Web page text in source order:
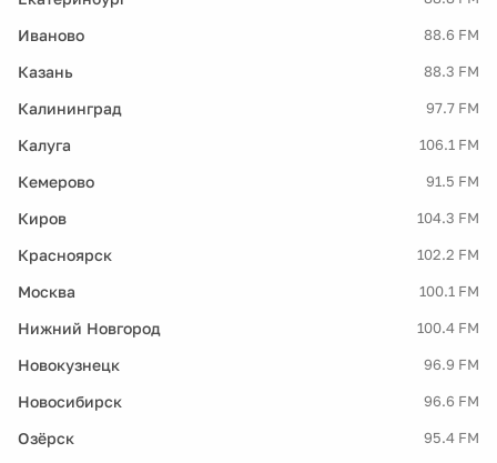
Иваново 88.6 FM
Казань 88.3 FM
Калининград 97.7 FM
Калуга 106.1 FM
Кемерово 91.5 FM
Киров 104.3 FM
Красноярск 102.2 FM
Москва 100.1 FM
Нижний Новгород 100.4 FM
Новокузнецк 96.9 FM
Новосибирск 96.6 FM
Озёрск 95.4 FM